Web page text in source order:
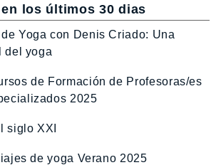
los últimos 30 dias
Yoga con Denis Criado: Una
del yoga
de Formación de Profesoras/es
2025
siglo XXI
de yoga Verano 2025